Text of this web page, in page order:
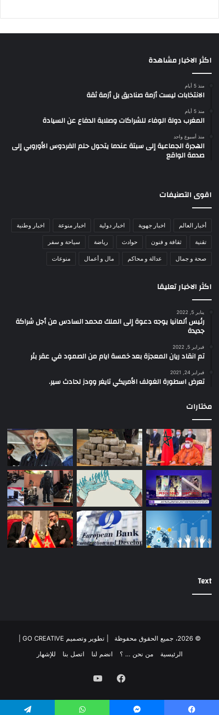
اكثر الاخبار مشاهدة
منذ 5 أيام
الانتخابات ليست أزمة صناديق بل أزمة ثقة
منذ 5 أيام
المغرب دولة الوفاء للشراكات وصلابة الدفاع عن السيادة
منذ أسبوع واحد
الهجرة الجماعية إلى سبتة عندما يتحول حلم الفردوس الأوروبي إلى
صدمة الواقع
اقوى التصنيفات
أخبار العالم اخبار جهوية اخبار دولية اخبار منوعة اخبار وطنية
تقنية ثقافة و فنون حوادث رياضة سياحة و سفر
صحة و جمال عدالة و محاكم مال و أعمال منوعات
اكثر الاخبار تعليقا
يناير 5, 2022
رئيس ألمانيا يوجه دعوة إلى الملك محمد السادس من أجل شراكة
جديدة
فبراير 5, 2022
تم انقاد ريان المعجزة بعد خمسة ايام من الصمود في عقر بئر
فبراير 24, 2021
تعرض اسطورة الغولف الأمريكي تايغر وودز لحادث سير.
مختارات
Text
© 2026، جميع الحقوق محفوظة | تطوير وتصميم GO CREATIVE
الرئيسية
من نحن … ؟ انضم لنا اتصل بنا للإشهار
فيسبوك